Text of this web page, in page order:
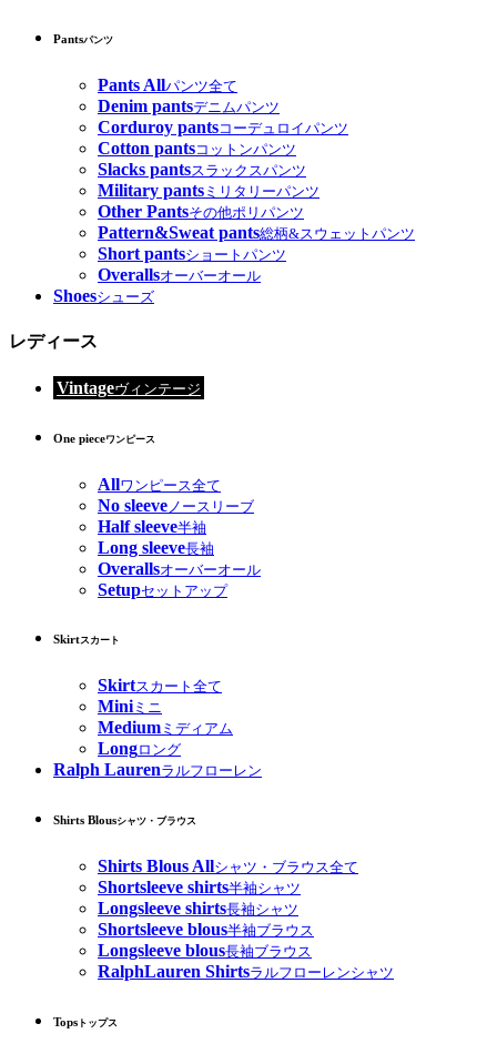
Pantsパンツ
Pants Allパンツ全て
Denim pantsデニムパンツ
Corduroy pantsコーデュロイパンツ
Cotton pantsコットンパンツ
Slacks pantsスラックスパンツ
Military pants ミリタリーパンツ
Other Pantsその他ポリパンツ
Pattern&Sweat pants総柄&スウェットパンツ
Short pantsショートパンツ
Overallsオーバーオール
Shoesシューズ
レディース
Vintageヴィンテージ
One pieceワンピース
Allワンピース全て
No sleeve ノースリーブ
Half sleeve半袖
Long sleeve長袖
Overallsオーバーオール
Setupセットアップ
Skirtスカート
Skirtスカート全て
Miniミニ
Medium ミディアム
Longロング
Ralph Laurenラルフローレン
Shirts Blousシャツ・ブラウス
Shirts Blous Allシャツ・ブラウス全て
Shortsleeve shirts半袖シャツ
Longsleeve shirts長袖シャツ
Shortsleeve blous半袖ブラウス
Longsleeve blous長袖ブラウス
RalphLauren Shirtsラルフローレンシャツ
Tops トップス